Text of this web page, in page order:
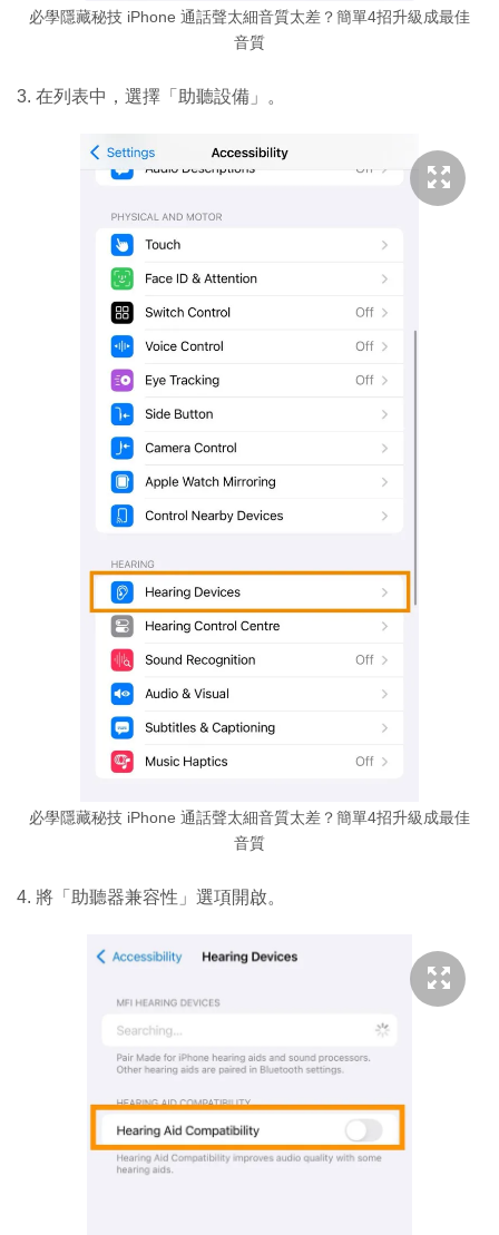
必學隱藏秘技 iPhone 通話聲太細音質太差？簡單4招升級成最佳
音質
3. 在列表中，選擇「助聽設備」。
必學隱藏秘技 iPhone 通話聲太細音質太差？簡單4招升級成最佳
音質
4. 將「助聽器兼容性」選項開啟。